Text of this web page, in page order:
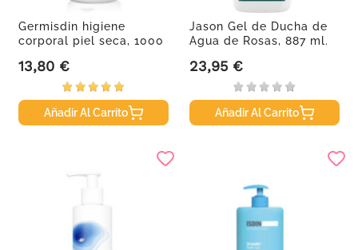
Germisdin higiene
corporal piel seca, 1000
Precio
13,80 €
Añadir Al Carrito
Jason Gel de Ducha de
Agua de Rosas, 887 ml.
Precio
23,95 €
Añadir Al Carrito